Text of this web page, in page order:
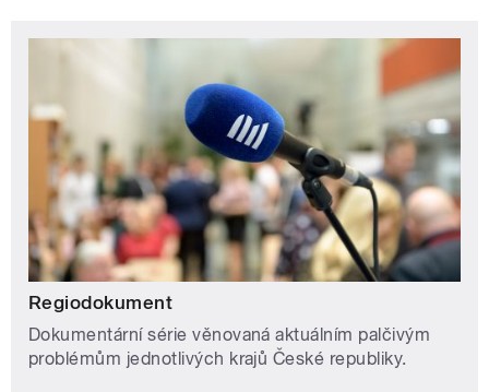
Regiodokument
Dokumentární série věnovaná aktuálním palčivým
problémům jednotlivých krajů České republiky.